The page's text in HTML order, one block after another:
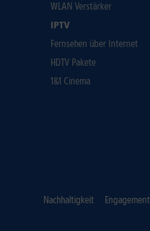
WLAN Verstärker
IPTV
Fernsehen über Internet
HDTV Pakete
1&1 Cinema
Nachhaltigkeit Engagement